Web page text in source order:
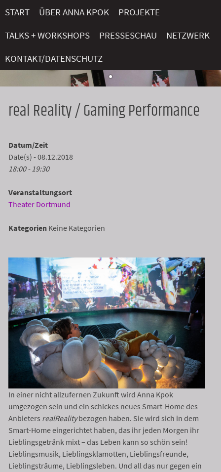
toSTART ÜBER ANNA KPOK
PROJEKTE
TALKS + WORKSHOPS
PRESSESCHAU
NETZWERK
KONTAKT/DATENSCHUTZ
real Reality / Gaming Performance
Datum/Zeit
Date(s) - 08.12.2018
18:00 - 19:30
Veranstaltungsort
Theater Dortmund
Kategorien Keine Kategorien
In einer nicht allzufernen Zukunft wird Anna Kpok
umgezogen sein und ein schickes neues Smart-Home des
Anbieters realRealitybezogen haben. Sie wird sich in dem
Smart-Home eingerichtet haben, das ihr jeden Morgen ihr
Lieblingsgetränk mixt – das Leben kann so schön sein!
Lieblingsmusik, Lieblingsklamotten, Lieblingsfreunde,
Lieblingsträume, Lieblingsleben. Und all das nur gegen ein